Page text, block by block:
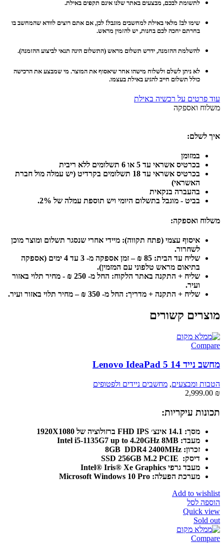
לתשומת לבכם, מבצעים באתר שלנו אינם תקפים באילת.
שימו לב! מלאי באילת למחשבים מוגבל! לכן, אם אתם רוצים לוודא שהמחשב בו
בחרתם יחכה לכם בחנות, יש להזמין מראש.
להשלמת ההזמנה, ידרש תשלום מראש (התשלום הינה תנאי לביצוע ההזמנה).
לא ניתן לשלם ולשלוח מישהו אחר שיאסוף את המוצר. מי שמבצע את הרכישה
כולל תשלום חייב להגיע באילת בעצמו.
עוד פרטים על רכשיה באילת
משלוח ואספקה
איך לשלם:
במזומן
בכרטיס אשראי עד 5 או 6 תשלומים ללא ריבית
בכרטיס אשראי עד 18 תשלומים בקרדיט (יש עמלה מול חברת
האשראי)
בהעברה בנקאית
בביט - מוגבל בתשלום היומי ויש תוספת עמלה של 2%.
משלוח ואספקה:
איסוף עצמי (פתח תקווה): מיידי אחרי שנסגר תשלום ומוצר מוכן
לשחרור.
שליח עד הבית: 85 ₪ – זמן אספקה מ- 3 עד 4 ימים (אספקה
בתיאום מראש טלפוני עם המזמין).
שליח + התקנה באתר הלקוח: החל מ- 250 ₪ - מחיר תלוי באזור
ועיר.
שליח + התקנה + מדריך: החל מ- 350 ₪ – מחיר תלוי באזור ועיר.
מוצרים קשורים
Compare
מחשב נייד Lenovo IdeaPad 5 14
הטבות ומבצעים, מחשבים ניידים ולפטופים
2,999.00 ₪
תכונות עיקריות:
מסך: 14.1 אינצ׳ FHD IPS ברזולוציה של 1920X1080
מעבד: Intel i5-1135G7 up to 4.20GHz 8MB
זכרון: 8GB DDR4 2400MHz
דיסק: SSD 256GB M.2 PCIE
מעבד גרפי Intel® Iris® Xe Graphics
מערכת הפעלה: Microsoft Windows 10 Pro
Add to wishlist
הוספה לסל
Quick view
Sold out
Compare